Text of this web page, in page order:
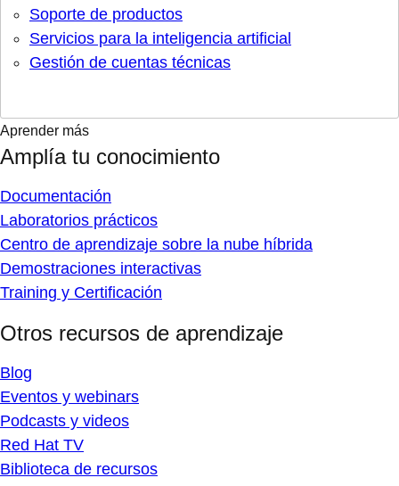
Soporte de productos
Servicios para la inteligencia artificial
Gestión de cuentas técnicas
Aprender más
Amplía tu conocimiento
Documentación
Laboratorios prácticos
Centro de aprendizaje sobre la nube híbrida
Demostraciones interactivas
Training y Certificación
Otros recursos de aprendizaje
Blog
Eventos y webinars
Podcasts y videos
Red Hat TV
Biblioteca de recursos